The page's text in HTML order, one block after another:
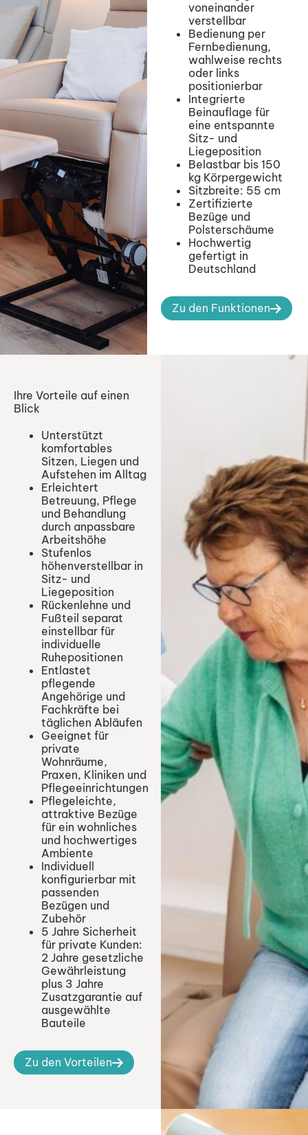
voneinander
verstellbar
Bedienung per
Fernbedienung,
wahlweise rechts
oder links
positionierbar
Integrierte
Beinauflage für
eine entspannte
Sitz- und
Liegeposition
Belastbar bis 150
kg Körpergewicht
Sitzbreite: 55 cm
Zertifizierte
Bezüge und
Polsterschäume
Hochwertig
gefertigt in
Deutschland
Zu den Funktionen
Ihre Vorteile auf einen
Blick
Unterstützt
komfortables
Sitzen, Liegen und
Aufstehen im Alltag
Erleichtert
Betreuung, Pflege
und Behandlung
durch anpassbare
Arbeitshöhe
Stufenlos
höhenverstellbar in
Sitz- und
Liegeposition
Rückenlehne und
Fußteil separat
einstellbar für
individuelle
Ruhepositionen
Entlastet
pflegende
Angehörige und
Fachkräfte bei
täglichen Abläufen
Geeignet für
private
Wohnräume,
Praxen, Kliniken und
Pflegeeinrichtungen
Pflegeleichte,
attraktive Bezüge
für ein wohnliches
und hochwertiges
Ambiente
Individuell
konfigurierbar mit
passenden
Bezügen und
Zubehör
5 Jahre Sicherheit
für private Kunden:
2 Jahre gesetzliche
Gewährleistung
plus 3 Jahre
Zusatzgarantie auf
ausgewählte
Bauteile
Zu den Vorteilen